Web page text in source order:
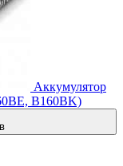
Аккумулятор
B160BK)